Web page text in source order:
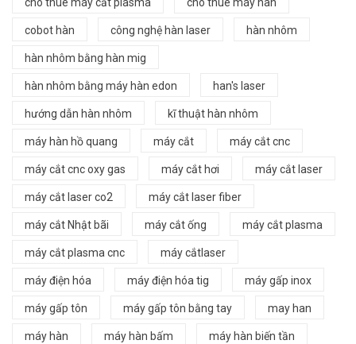
cho thuê máy cắt plasma cho thuê máy hàn
cobot hàn công nghệ hàn laser hàn nhôm
hàn nhôm bằng hàn mig
hàn nhôm bằng máy hàn edon han's laser
hướng dẫn hàn nhôm kĩ thuật hàn nhôm
máy hàn hồ quang máy cắt máy cắt cnc
máy cắt cnc oxy gas máy cắt hơi máy cắt laser
máy cắt laser co2 máy cắt laser fiber
máy cắt Nhật bãi máy cắt ống máy cắt plasma
máy cắt plasma cnc máy cắtlaser
máy điện hóa máy điện hóa tig máy gấp inox
máy gấp tôn máy gấp tôn bằng tay may han
máy hàn máy hàn bấm máy hàn biến tần